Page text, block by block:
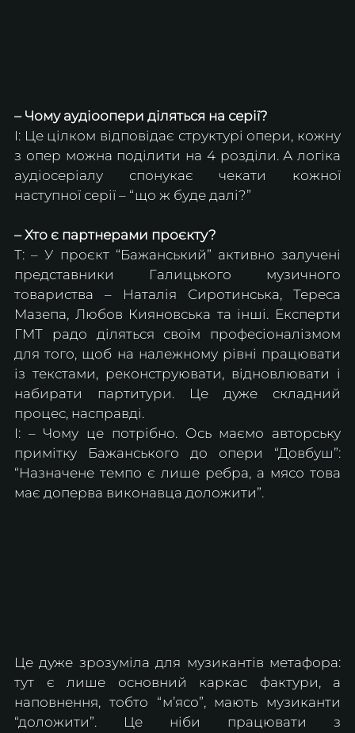
– Чому аудіоопери діляться на серії?
І: Це цілком відповідає структурі опери, кожну
з опер можна поділити на 4 розділи. А логіка
аудіосеріалу спонукає чекати кожної
наступної серії – “що ж буде далі?”
– Хто є партнерами проєкту?
Т: – У проєкт “Бажанський” активно залучені
представники Галицького музичного
товариства – Наталія Сиротинська, Тереса
Мазепа, Любов Кияновська та інші. Експерти
ГМТ радо діляться своїм професіоналізмом
для того, щоб на належному рівні працювати
із текстами, реконструювати, відновлювати і
набирати партитури. Це дуже складний
процес, насправді.
І: – Чому це потрібно. Ось маємо авторську
примітку Бажанського до опери “Довбуш”:
“Назначене темпо є лише ребра, а мясо това
має доперва виконавца доложити”.
Це дуже зрозуміла для музикантів метафора:
тут є лише основний каркас фактури, а
наповнення, тобто “м’ясо”, мають музиканти
“доложити”. Це ніби працювати з